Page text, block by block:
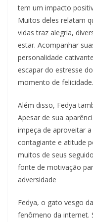
tem um impacto
Muitos deles relatam
vidas traz alegria,
estar. Acompanhar
personalidade
escapar do estresse
momento de felicidade.
Além disso, Fedya
Apesar de sua
impeça de aproveitar
contagiante e atitude
muitos de seus
fonte de motivação
adversidade
Fedya, o gato vesgo
fenômeno da internet.